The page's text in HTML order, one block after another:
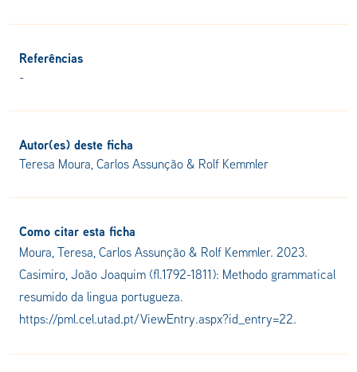
Referências
-
Autor(es) deste ficha
Teresa Moura, Carlos Assunção & Rolf Kemmler
Como citar esta ficha
Moura, Teresa, Carlos Assunção & Rolf Kemmler. 2023.
Casimiro, João Joaquim (fl.1792-1811): Methodo grammatical
resumido da lingua portugueza.
https://pml.cel.utad.pt/ViewEntry.aspx?id_entry=22.